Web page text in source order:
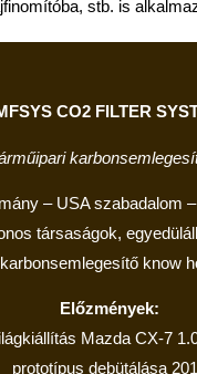
stb. is
CO2 FILTER
– USAszabadalom –
társaságok,
karbonsemlegesítő know
Előzmények:
Mazda CX-7
prototípus debütálása